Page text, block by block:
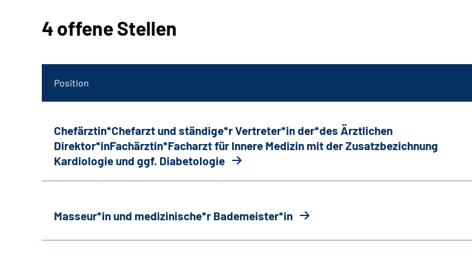
4 offene Stellen
Position
Chefärztin*Chefarzt und ständige*r Vertreter*in der*des Ärztlichen
Direktor*inFachärztin*Facharzt für Innere Medizin mit der Zusatzbezichnung
Kardiologie und ggf. Diabetologie
Masseur*in und medizinische*r Bademeister*in